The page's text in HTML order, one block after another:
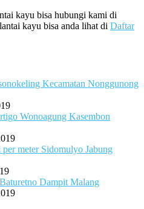
kayu bisa hubungi kami di
kayu bisa anda lihat di Daftar
Kecamatan Nonggunong
Wonoagung Kasembon
meter Sidomulyo Jabung
Dampit Malang